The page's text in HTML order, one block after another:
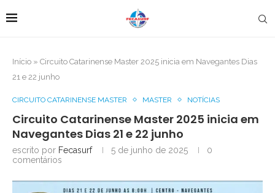
Início » Circuito Catarinense Master 2025 inicia em Navegantes Dias
21 e 22 junho
CIRCUITO CATARINENSE MASTER MASTER NOTÍCIAS
Circuito Catarinense Master 2025 inicia em
Navegantes Dias 21 e 22 junho
escrito por Fecasurf 5 de junho de 2025
0
comentários